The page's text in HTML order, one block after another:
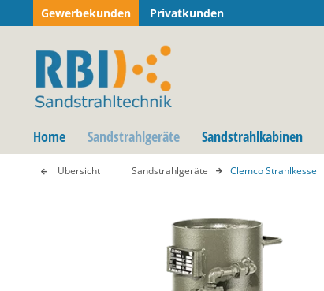
Gewerbekunden Privatkunden
Home Sandstrahlgeräte Sandstrahlkabinen
Übersicht Sandstrahlgeräte Clemco Strahlkessel